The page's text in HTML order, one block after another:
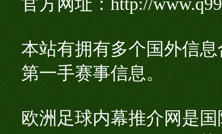
本站有拥有多个国外信
第一手赛事信息。
欧洲足球内幕推介网是